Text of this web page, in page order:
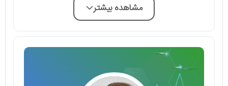
مشاهده بیشتر